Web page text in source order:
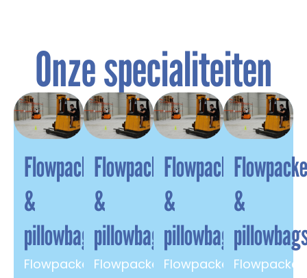
Onze specialiteiten
Flowpacken
&
pillowbags
Flowpacken
Flowpacken
&
pillowbags
Flowpacken
Flowpacken
&
pillowbags
Flowpacken
&
Flowpacken